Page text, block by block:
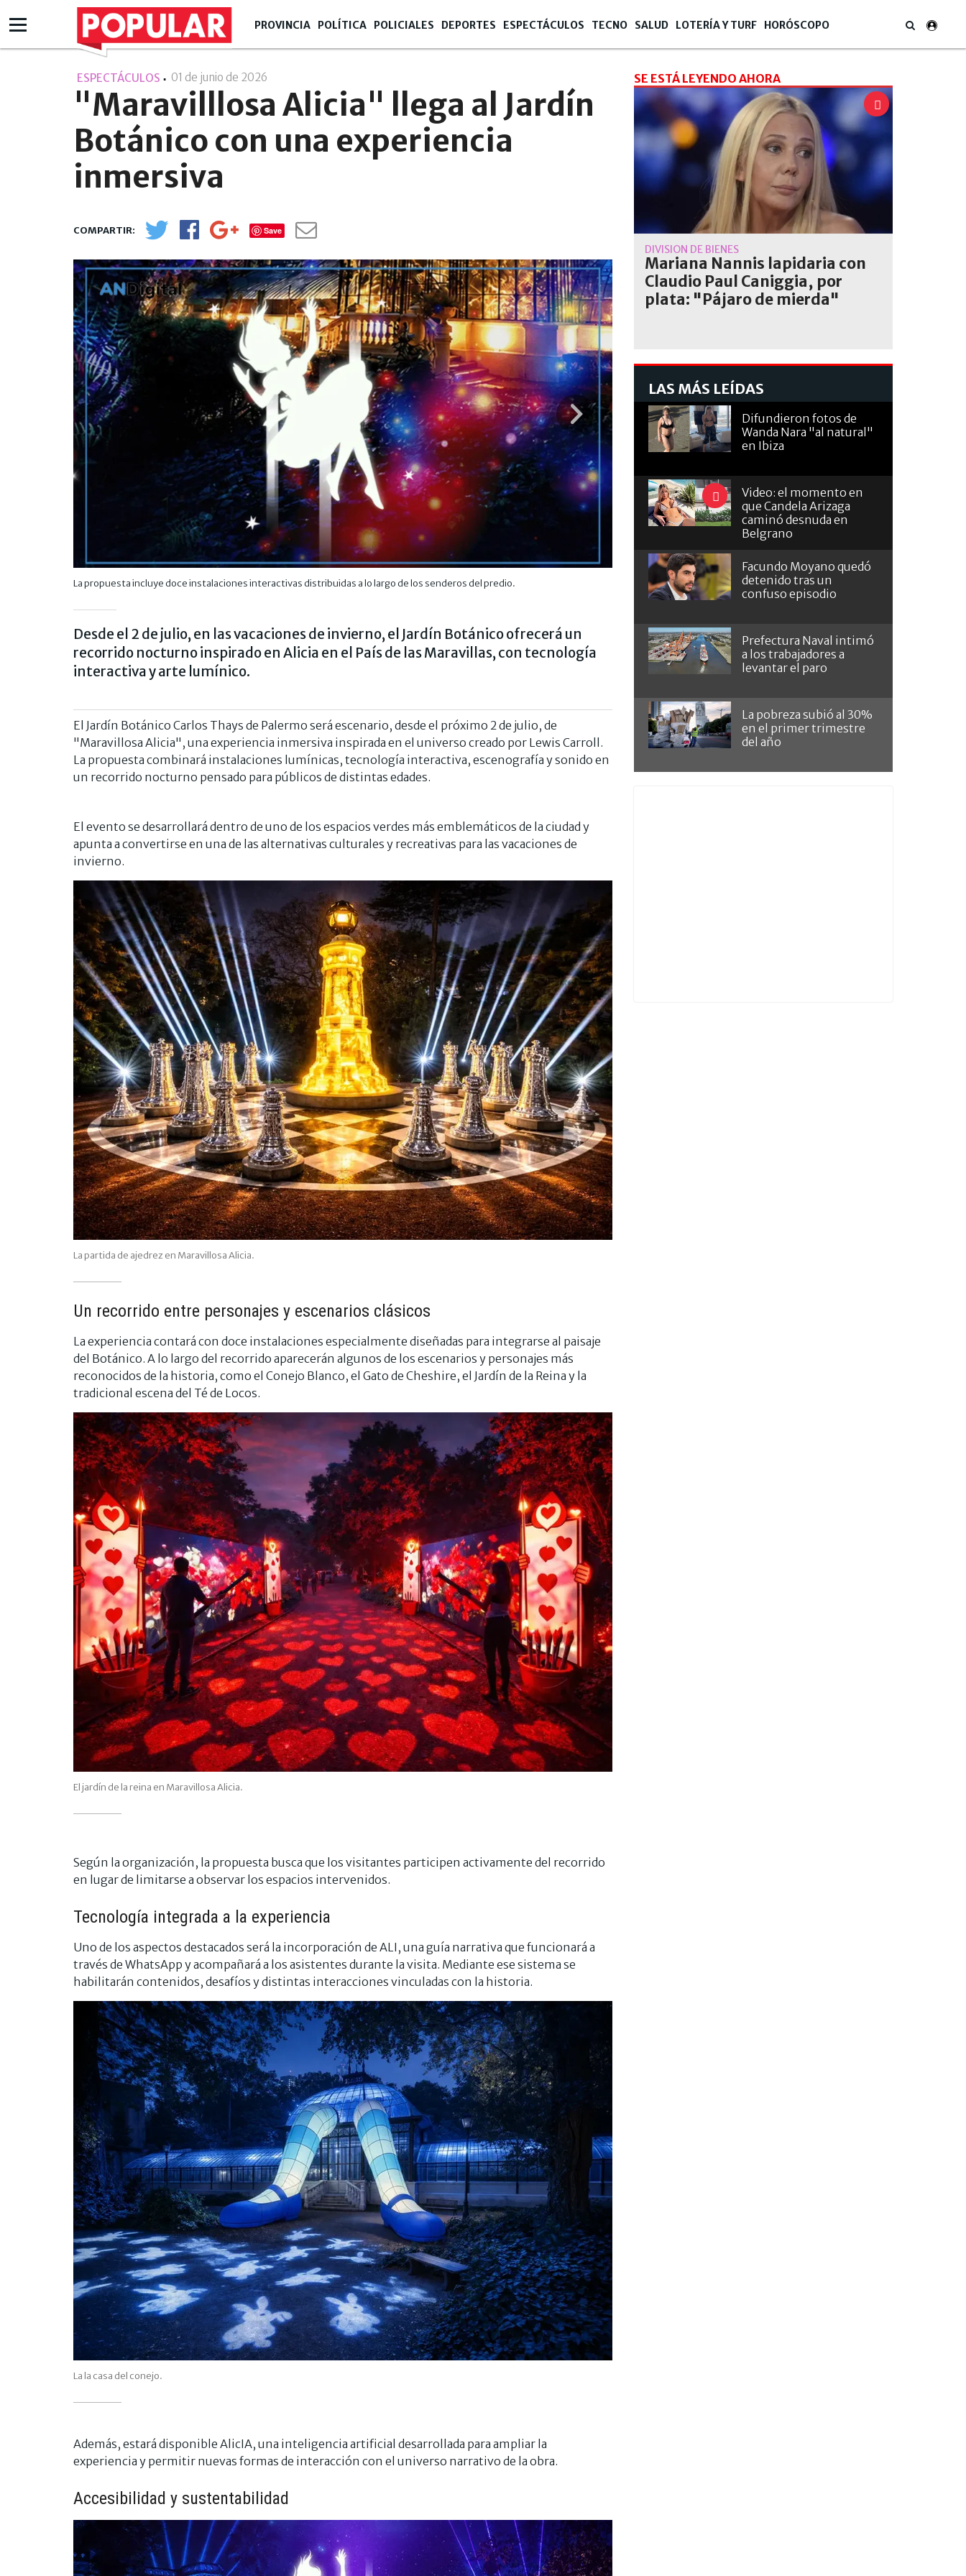
PROVINCIA POLÍTICA POLICIALES DEPORTES ESPECTÁCULOS TECNO SALUD LOTERÍA Y TURF HORÓSCOPO
ESPECTÁCULOS 01 de junio de 2026
"Maravilllosa Alicia" llega al Jardín
Botánico con una experiencia
inmersiva
Save
La propuesta incluye doce instalaciones interactivas distribuidas a lo largo de los senderos del predio.
Desde el 2 de julio, en las vacaciones de invierno, el Jardín Botánico ofrecerá un
recorrido nocturno inspirado en Alicia en el País de las Maravillas, con tecnología
interactiva y arte lumínico.
El Jardín Botánico Carlos Thays de Palermo será escenario, desde el próximo 2 de julio, de
"Maravillosa Alicia", una experiencia inmersiva inspirada en el universo creado por Lewis Carroll.
La propuesta combinará instalaciones lumínicas, tecnología interactiva, escenografía y sonido en
un recorrido nocturno pensado para públicos de distintas edades.
El evento se desarrollará dentro de uno de los espacios verdes más emblemáticos de la ciudad y
apunta a convertirse en una de las alternativas culturales y recreativas para las vacaciones de
invierno.
La partida de ajedrez en Maravillosa Alicia.
Un recorrido entre personajes y escenarios clásicos
La experiencia contará con doce instalaciones especialmente diseñadas para integrarse al paisaje
del Botánico. A lo largo del recorrido aparecerán algunos de los escenarios y personajes más
reconocidos de la historia, como el Conejo Blanco, el Gato de Cheshire, el Jardín de la Reina y la
tradicional escena del Té de Locos.
El jardín de la reina en Maravillosa Alicia.
Según la organización, la propuesta busca que los visitantes participen activamente del recorrido
en lugar de limitarse a observar los espacios intervenidos.
Tecnología integrada a la experiencia
Uno de los aspectos destacados será la incorporación de ALI, una guía narrativa que funcionará a
través de WhatsApp y acompañará a los asistentes durante la visita. Mediante ese sistema se
habilitarán contenidos, desafíos y distintas interacciones vinculadas con la historia.
La la casa del conejo.
Además, estará disponible AlicIA, una inteligencia artificial desarrollada para ampliar la
experiencia y permitir nuevas formas de interacción con el universo narrativo de la obra.
Accesibilidad y sustentabilidad
SE ESTÁ LEYENDO AHORA
DIVISIÓN DE BIENES
Mariana Nannis lapidaria con
Claudio Paul Caniggia, por
plata: "Pájaro de mierda"
LAS MÁS LEÍDAS
Difundieron fotos de
Wanda Nara "al natural"
en Ibiza
Video: el momento en
que Candela Arizaga
caminó desnuda en
Belgrano
Facundo Moyano quedó
detenido tras un
confuso episodio
Prefectura Naval intimó
a los trabajadores a
levantar el paro
La pobreza subió al 30%
en el primer trimestre
del año